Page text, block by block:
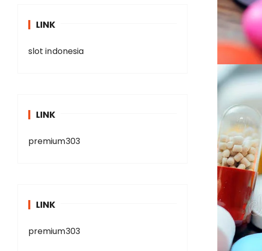
LINK
slot indonesia
LINK
premium303
LINK
premium303